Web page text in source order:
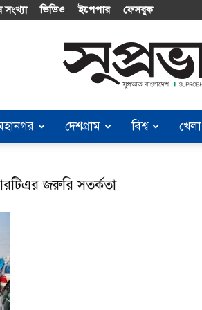
সংখ্যা ভিডিও ইপেপার ফেসবুক
Suprobhat
দেশগ্রাম বিশ্ব খেলা
জরুরি সতর্কতা